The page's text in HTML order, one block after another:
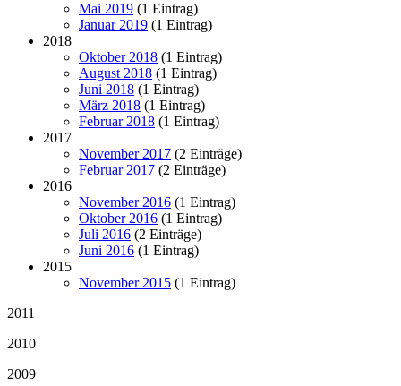
Mai 2019 (1 Eintrag)
Januar 2019 (1 Eintrag)
2018
Oktober 2018 (1 Eintrag)
August 2018 (1 Eintrag)
Juni 2018 (1 Eintrag)
März 2018 (1 Eintrag)
Februar 2018 (1 Eintrag)
2017
November 2017 (2 Einträge)
Februar 2017 (2 Einträge)
2016
November 2016 (1 Eintrag)
Oktober 2016 (1 Eintrag)
Juli 2016 (2 Einträge)
Juni 2016 (1 Eintrag)
2015
November 2015 (1 Eintrag)
2011
2010
2009